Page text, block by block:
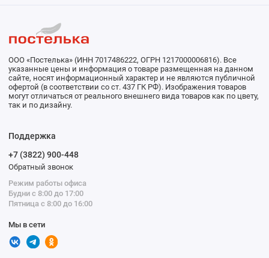
ООО «Постелька» (ИНН 7017486222, ОГРН 1217000006816). Все
указанные цены и информация о товаре размещенная на данном
сайте, носят информационный характер и не являются публичной
офертой (в соответствии со ст. 437 ГК РФ). Изображения товаров
могут отличаться от реального внешнего вида товаров как по цвету,
так и по дизайну.
Поддержка
+7 (3822) 900-448
Обратный звонок
Режим работы офиса
Будни с 8:00 до 17:00
Пятница с 8:00 до 16:00
Мы в сети